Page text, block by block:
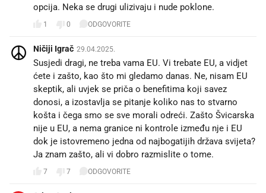
opcija. Neka se drugi ulizivaju i nude poklone.
1 0 ODGOVORITE
Ničiji Igrač 29.04.2025.
Susjedi dragi, ne treba vama EU. Vi trebate EU, a vidjet
ćete i zašto, kao što mi gledamo danas. Ne, nisam EU
skeptik, ali uvjek se priča o benefitima koji savez
donosi, a izostavlja se pitanje koliko nas to stvarno
košta i čega smo se sve morali odreći. Zašto Švicarska
nije u EU, a nema granice ni kontrole između nje i EU
dok je istovremeno jedna od najbogatijih država svijeta?
Ja znam zašto, ali vi dobro razmislite o tome.
7 7 ODGOVORITE